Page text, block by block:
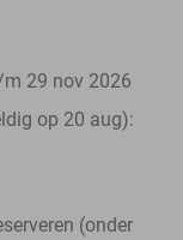
29 nov 2026
op 20 aug):
(onder